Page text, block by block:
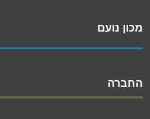
מכון נועם
החברה